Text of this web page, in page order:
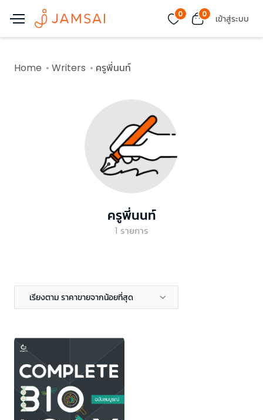
0 0 เข้าสู่ระบบ
Home Writers ครูพี่นนท์
ครูพี่นนท์
1 รายการ
เรียงตาม ราคาขายจากน้อยที่สุด